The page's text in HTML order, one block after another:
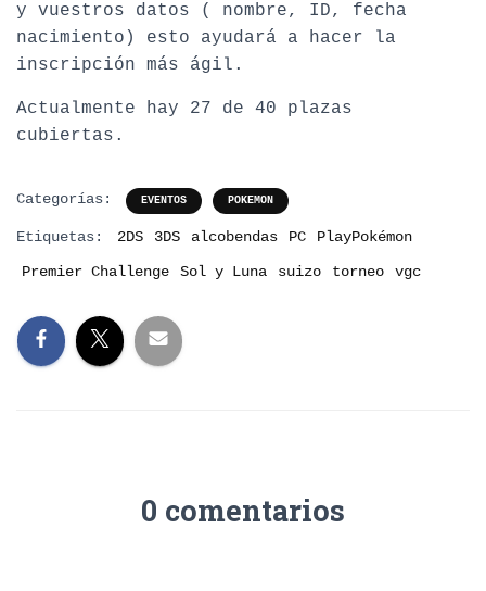
y vuestros datos ( nombre, ID, fecha
nacimiento) esto ayudará a hacer la
inscripción más ágil.
Actualmente hay 27 de 40 plazas
cubiertas.
Categorías: EVENTOS POKEMON
Etiquetas: 2DS 3DS alcobendas PC
PlayPokémon
Premier Challenge
Sol y Luna suizo torneo vgc
0 comentarios